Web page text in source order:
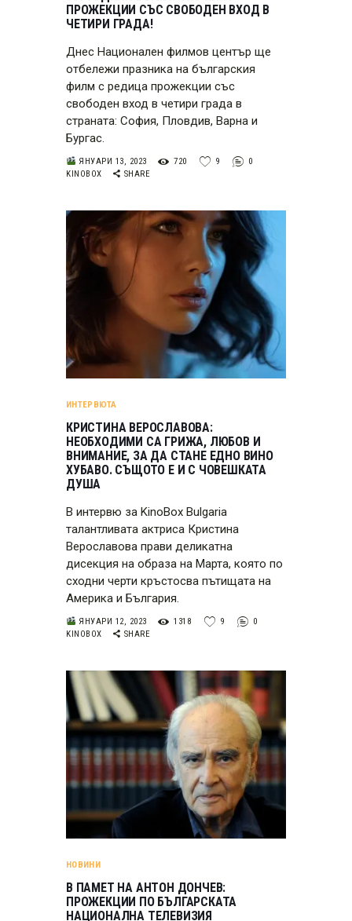
ПРОЖЕКЦИИ СЪС СВОБОДЕН ВХОД В
ЧЕТИРИ ГРАДА!
Днес Национален филмов център ще
отбележи празника на българския
филм с редица прожекции със
свободен вход в четири града в
страната: София, Пловдив, Варна и
Бургас.
ЯНУАРИ 13, 2023 720 9
0
KINOBOX
SHARE
ИНТЕРВЮТА
КРИСТИНА ВЕРОСЛАВОВА:
НЕОБХОДИМИ СА ГРИЖА, ЛЮБОВ И
ВНИМАНИЕ, ЗА ДА СТАНЕ ЕДНО ВИНО
ХУБАВО. СЪЩОТО Е И С ЧОВЕШКАТА
ДУША
В интервю за KinoBox Bulgaria
талантливата актриса Кристина
Верославова прави деликатна
дисекция на образа на Марта, която по
сходни черти кръстосва пътищата на
Америка и България.
ЯНУАРИ 12, 2023 1318 9
0
KINOBOX
SHARE
НОВИНИ
В ПАМЕТ НА АНТОН ДОНЧЕВ:
ПРОЖЕКЦИИ ПО БЪЛГАРСКАТА
НАЦИОНАЛНА ТЕЛЕВИЗИЯ